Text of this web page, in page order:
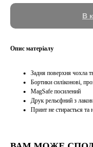
В
Опис матеріалу
Задня поверхня чохла
Бортики силіконові,
MagSafe посилений
Друк рельєфний з
Принт не стирається та